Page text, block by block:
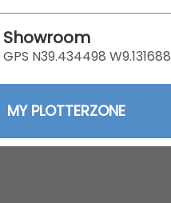
Showroom
GPS N39.434498 W9.131688
MY PLOTTERZONE